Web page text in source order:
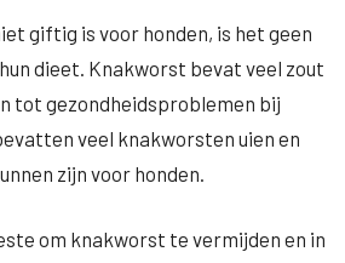
giftig is voor honden, is het geen
dieet. Knakworst bevat veel zout
tot gezondheidsproblemen bij
veel knakworsten uien en
zijn voor honden.
om knakworst te vermijden en in